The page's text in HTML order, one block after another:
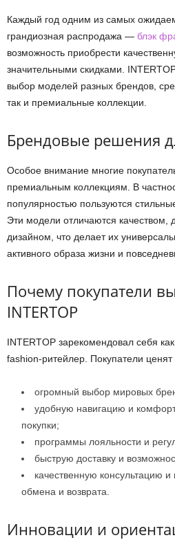
Каждый год одним из самых
грандиозная распродажа — блэк
возможность приобрести
значительными скидками.
выбор моделей разных брендов,
так и премиальные коллекции.
Брендовые решения
Особое внимание многие
премиальным коллекциям. В
популярностью пользуются
Эти модели отличаются качеством,
дизайном, что делает их
активного образа жизни и
Почему покупатели
INTERTOP
INTERTOP зарекомендовал себя
fashion-ритейлер. Покупатели ценят
огромный выбор мировых
удобную навигацию и
покупки;
программы лояльности и
быструю доставку и
качественную консультацию
обмена и возврата.
Инновации и